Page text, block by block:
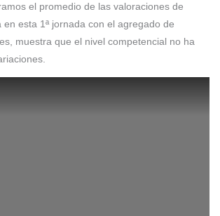
el promedio de las valoraciones de
en esta 1ª jornada con el agregado de
muestra que el nivel competencial no ha